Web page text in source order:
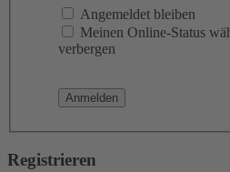
Angemeldet bleiben
Meinen Online-Status
verbergen
Registrieren